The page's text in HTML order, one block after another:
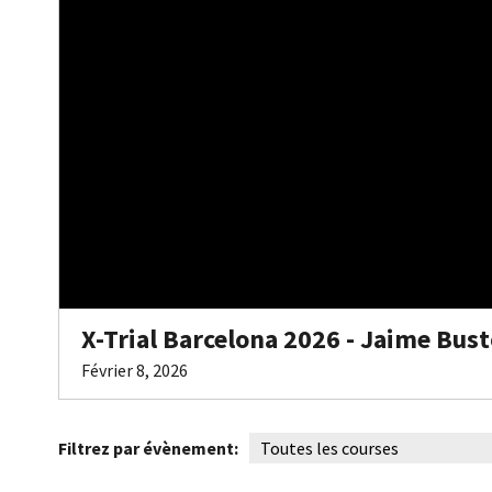
X-Trial Barcelona 2026 - Jaime
Février 8, 2026
Filtrez par évènement: